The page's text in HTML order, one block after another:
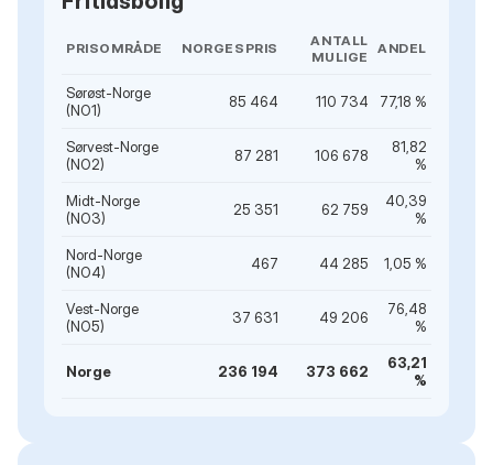
PRISOMRÅDE NORGESPRIS
ANTALL
MULIGE
ANDEL
Sørøst-Norge
(NO1)
85 464 110 734 77,18 %
Sørvest-Norge
(NO2)
87 281 106 678
81,82
%
Midt-Norge
(NO3)
25 351 62 759
40,39
%
Nord-Norge
(NO4)
467 44 285 1,05 %
Vest-Norge
(NO5)
37 631 49 206
76,48
%
Norge 236 194 373 662
63,21
%